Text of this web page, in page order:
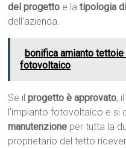
del progetto e latipologia
dell’azienda.
bonifica amianto
fotovoltaico
Se ilprogetto è approvato,
l’impianto fotovoltaico e si
manutenzione per tutta la
proprietario del tetto